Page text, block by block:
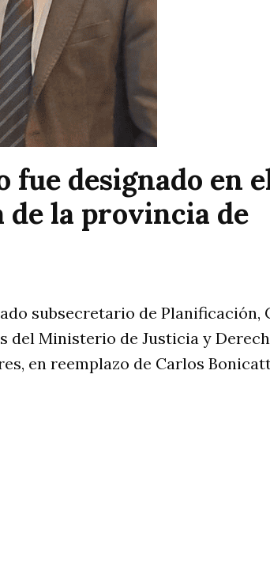
designado en
la provincia de
subsecretario de Planificación,
del Ministerio de Justicia y
en reemplazo de Carlos